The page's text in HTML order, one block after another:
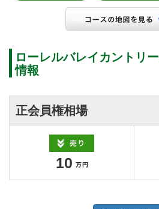
ローレルバレイカントリ
情報
正会員権相場
10